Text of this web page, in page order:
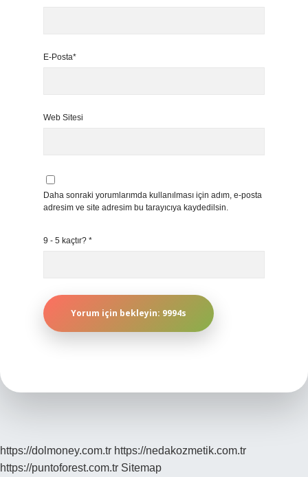
E-Posta*
Web Sitesi
Daha sonraki yorumlarımda kullanılması için adım, e-posta
adresim ve site adresim bu tarayıcıya kaydedilsin.
9 - 5 kaçtır? *
https://dolmoney.com.tr https://nedakozmetik.com.tr
https://puntoforest.com.tr Sitemap